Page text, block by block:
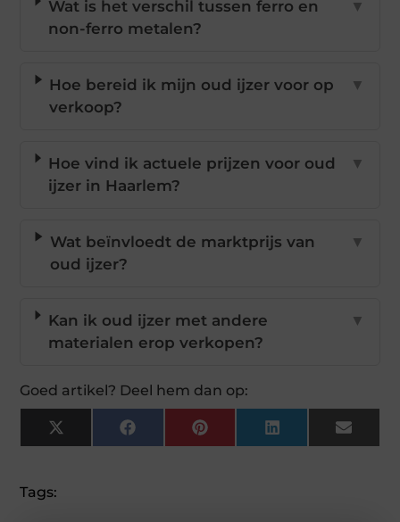
Wat is het verschil tussen ferro en
non-ferro metalen?
▼
Hoe bereid ik mijn oud ijzer voor op
verkoop?
▼
Hoe vind ik actuele prijzen voor oud
ijzer in Haarlem?
▼
Wat beïnvloedt de marktprijs van
oud ijzer?
▼
Kan ik oud ijzer met andere
materialen erop verkopen?
▼
Goed artikel? Deel hem dan op:
X
(Twitter)
FacebookPinterestLinkedInEmail
Tags: